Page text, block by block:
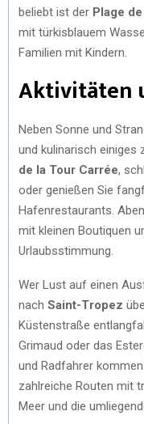
beliebt ist der Plage
mit türkisblauem
Familien mit Kindern.
Aktivitäten
Neben Sonne und
und kulinarisch einiges
de la Tour Carrée,
oder genießen Sie
Hafenrestaurants.
mit kleinen Boutiquen
Urlaubsstimmung.
Wer Lust auf einen
nach Saint-Tropez
Küstenstraße
Grimaud oder das
und Radfahrer
zahlreiche Routen mit
Meer und die